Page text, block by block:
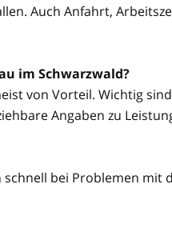
Auch Anfahrt,
im Schwarzwald?
von Vorteil. Wichtig
Angaben zu
bei Problemen mit